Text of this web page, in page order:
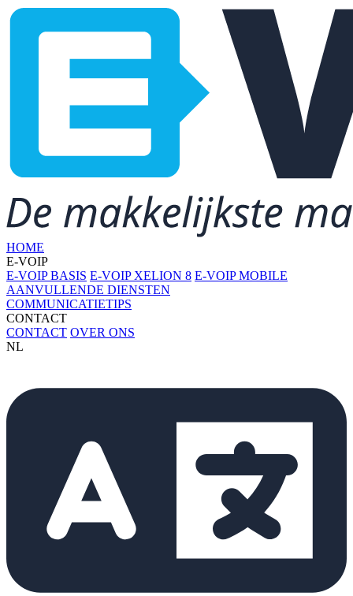
HOME
E-VOIP
E-VOIP BASIS E-VOIP XELION 8 E-VOIP MOBILE
AANVULLENDE DIENSTEN
COMMUNICATIETIPS
CONTACT
CONTACT OVER ONS
NL